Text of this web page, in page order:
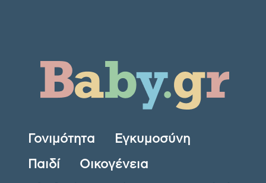
Γονιμότητα Εγκυμοσύνη
Παιδί Οικογένεια